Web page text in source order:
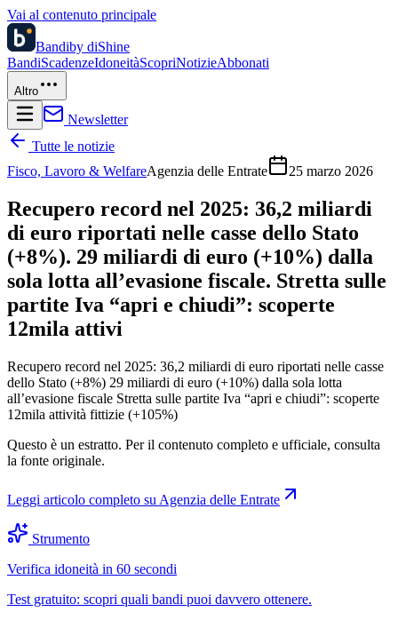
Vai al contenuto principale
Bandiby diShine
BandiScadenzeIdoneitàScopriNotizieAbbonati
Altro
Newsletter
Tutte le notizie
Fisco, Lavoro & WelfareAgenzia delle Entrate 25 marzo 2026
Recupero record nel 2025: 36,2 miliardi
di euro riportati nelle casse dello Stato
(+8%). 29 miliardi di euro (+10%) dalla
sola lotta all’evasione fiscale. Stretta sulle
partite Iva “apri e chiudi”: scoperte
12mila attivi
Recupero record nel 2025: 36,2 miliardi di euro riportati nelle casse
dello Stato (+8%) 29 miliardi di euro (+10%) dalla sola lotta
all’evasione fiscale Stretta sulle partite Iva “apri e chiudi”: scoperte
12mila attività fittizie (+105%)
Questo è un estratto. Per il contenuto completo e ufficiale, consulta
la fonte originale.
Leggi articolo completo su Agenzia delle Entrate
Strumento
Verifica idoneità in 60 secondi
Test gratuito: scopri quali bandi puoi davvero ottenere.